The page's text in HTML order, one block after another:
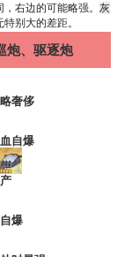
右边的可能略强。 灰
别大的差距。
炮、驱逐炮
奢侈
自爆
爆